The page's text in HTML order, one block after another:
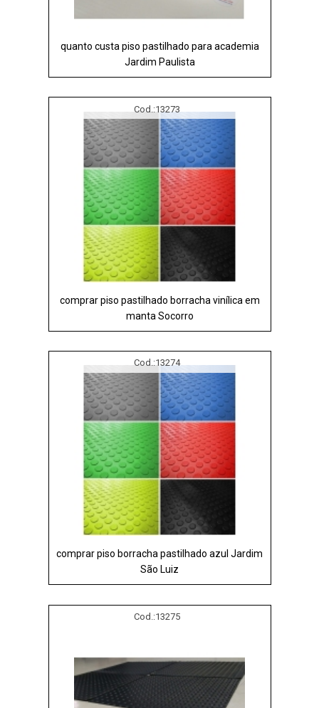
quanto custa piso pastilhado para academia
Jardim Paulista
Cod.:13273
comprar piso pastilhado borracha vinílica em
manta Socorro
Cod.:13274
comprar piso borracha pastilhado azul Jardim
São Luiz
Cod.:13275